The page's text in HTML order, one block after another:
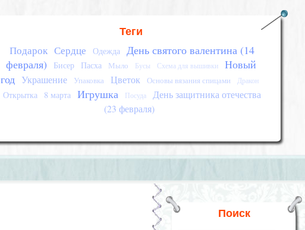
Теги
Подарок Сердце Одежда День святого валентина (14
февраля)
Бисер Пасха Мыло Бусы Схема для вышивки
Новый
год
Украшение Упаковка Цветок Основы вязания спицами Дракон
Открытка 8 марта Игрушка Посуда
День защитника отечества
(23 февраля)
Поиск